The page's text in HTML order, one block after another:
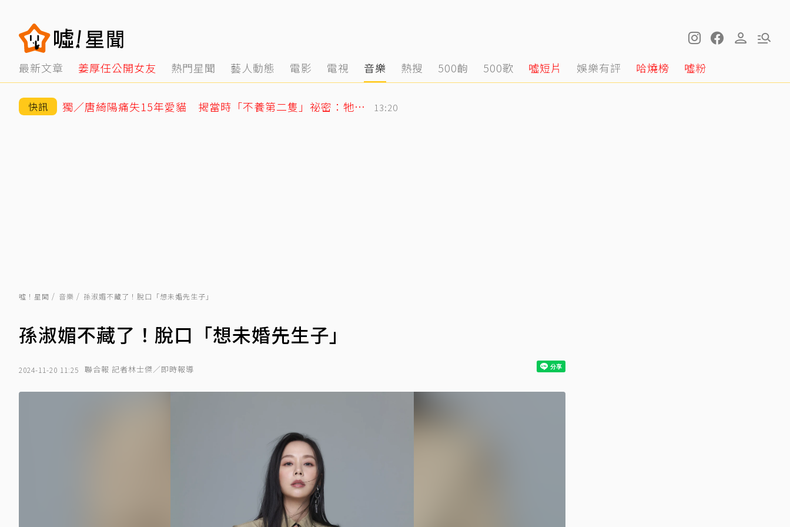
最新文章 姜厚任公開女友 熱門星聞 藝人動態 電影 電視 音樂 熱搜 500齣 500歌 噓短片 娛樂有評 哈燒榜 噓粉
快訊 獨／唐綺陽痛失15年愛貓 揭當時「不養第二隻」祕密：牠為此狠咬我 13:20
噓！星聞 音樂 孫淑媚不藏了！脫口「想未婚先生子」
孫淑媚不藏了！脫口「想未婚先生子」
2024-11-20 11:25 聯合報 記者林士傑／即時報導